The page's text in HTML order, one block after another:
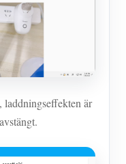
laddningseffekten är